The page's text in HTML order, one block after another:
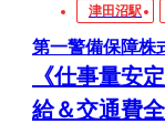
津田沼駅
第一警備保障株
《仕事量安
給＆交通費